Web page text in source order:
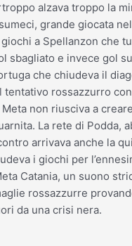
alzava troppo la
grande giocata
a Spellanzon che
sbagliato e invece gol
che chiudeva il
rossazzurro
non riusciva a
La rete di Podda,
arrivava anche la
i giochi per
Catania, un suono
rossazzurre
da una crisi nera.